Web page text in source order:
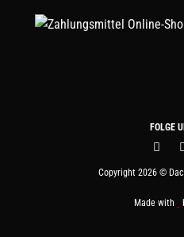
FOLGE
Copyright 2026 ©
Made with